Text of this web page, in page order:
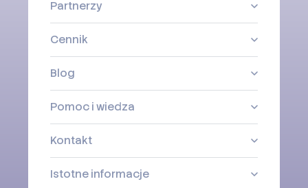
Partnerzy
Cennik
Blog
Pomoc i wiedza
Kontakt
Istotne informacje